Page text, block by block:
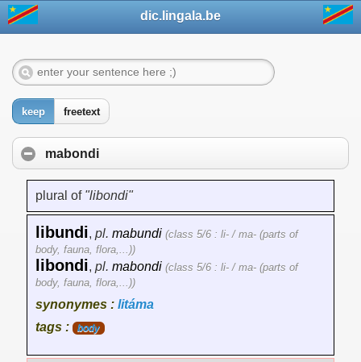
dic.lingala.be
keep freetext
mabondi
plural of "libondi"
libundi, pl. mabundi (class 5/6 : li- / ma- (parts of
body, fauna, flora,...))
libondi, pl. mabondi (class 5/6 : li- / ma- (parts of
body, fauna, flora,...))
synonymes : litáma
tags :
body